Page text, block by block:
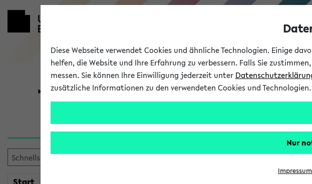
Universität Forschung Studium
Anmeldung am eKVV
Es gibt mehrere Möglichkeiten zur Anmeldung am
Diese Webseite verwendet Cookies und ähnliche Technologien. Einige
helfen, die Website und Ihre Erfahrung zu verbessern. Falls Sie
messen. Sie können Ihre Einwilligung jederzeit unter
zusätzliche Informationen zu den verwendeten Cookies und Technologien.
Nur
Impressum